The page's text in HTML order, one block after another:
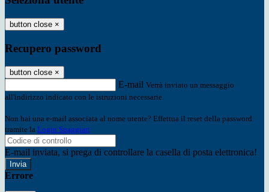
button close ×
Recupero password
button close ×
E-mail Verrà inviato un messaggio
all'indirizzo indicato con le istruzioni necessarie.
Non hai una e-mail associata al nome utente? Effettua il reset della password
tramite la Login Spaggiari
E-mail inviata, si prega di controllare la casella di posta elettronica!
Errore